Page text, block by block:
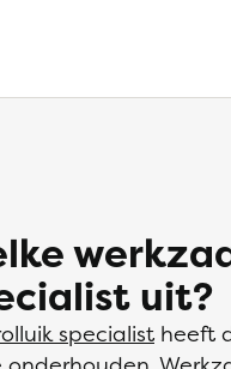
uit?
specialist heeft